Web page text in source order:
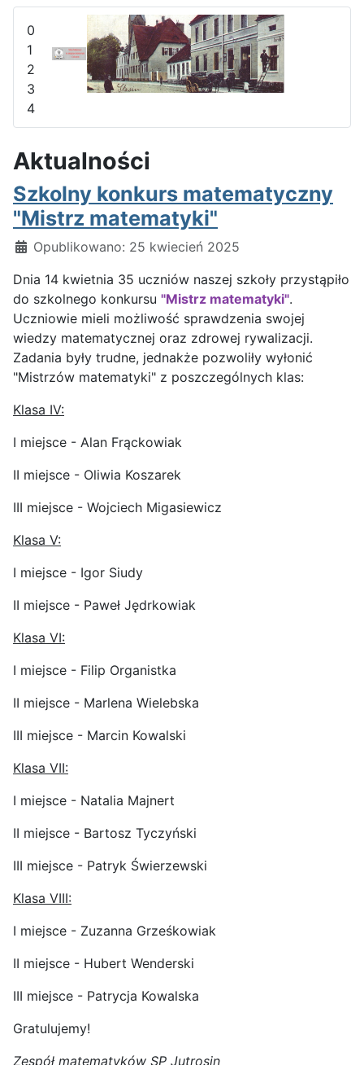
0
1
2
3
4
Aktualności
Szkolny konkurs matematyczny
"Mistrz matematyki"
Szczegóły
Opublikowano: 25 kwiecień 2025
Dnia 14 kwietnia 35 uczniów naszej szkoły przystąpiło
do szkolnego konkursu "Mistrz matematyki".
Uczniowie mieli możliwość sprawdzenia swojej
wiedzy matematycznej oraz zdrowej rywalizacji.
Zadania były trudne, jednakże pozwoliły wyłonić
"Mistrzów matematyki" z poszczególnych klas:
Klasa IV:
I miejsce - Alan Frąckowiak
II miejsce - Oliwia Koszarek
III miejsce - Wojciech Migasiewicz
Klasa V:
I miejsce - Igor Siudy
II miejsce - Paweł Jędrkowiak
Klasa VI:
I miejsce - Filip Organistka
II miejsce - Marlena Wielebska
III miejsce - Marcin Kowalski
Klasa VII:
I miejsce - Natalia Majnert
II miejsce - Bartosz Tyczyński
III miejsce - Patryk Świerzewski
Klasa VIII:
I miejsce - Zuzanna Grześkowiak
II miejsce - Hubert Wenderski
III miejsce - Patrycja Kowalska
Gratulujemy!
Zespół matematyków SP Jutrosin